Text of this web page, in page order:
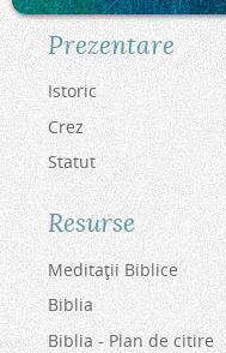
Prezentare
Istoric
Crez
Statut
Resurse
Meditaţii Biblice
Biblia
Biblia - Plan de citire